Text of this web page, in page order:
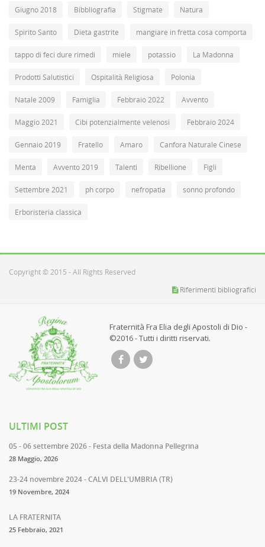
Giugno 2018 Bibbliografia Stigmate Natura
Spirito Santo Dieta gastrite mangiare in fretta cosa comporta
tappo di feci dure rimedi miele potassio La Madonna
Prodotti Salutistici Ospitalità Religiosa Polonia
Natale 2009 Famiglia Febbraio 2022 Avvento
Maggio 2021 Cibi potenzialmente velenosi Febbraio 2024
Gennaio 2019 Fratello Amaro Canfora Naturale Cinese
Menta Avvento 2019 Talenti Ribellione Figli
Settembre 2021 ph corpo nefropatia sonno profondo
Erboristeria classica
Copyright © 2015 - All Rights Reserved
Riferimenti bibliografici
Fraternità Fra Elia degli Apostoli di Dio -
©2016 - Tutti i diritti riservati.
ULTIMI POST
05 - 06 settembre 2026 - Festa della Madonna Pellegrina
28 Maggio, 2026
23-24 novembre 2024 - CALVI DELL'UMBRIA (TR)
19 Novembre, 2024
LA FRATERNITA
25 Febbraio, 2021